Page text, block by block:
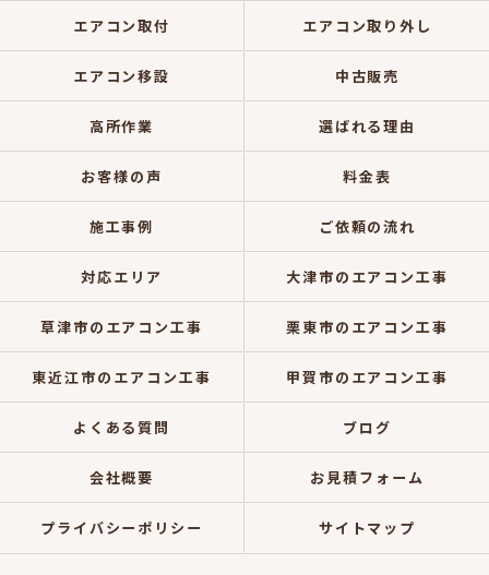
エアコン取付 エアコン取り外し
エアコン移設 中古販売
高所作業 選ばれる理由
お客様の声 料金表
施工事例 ご依頼の流れ
対応エリア 大津市のエアコン工事
草津市のエアコン工事 栗東市のエアコン工事
東近江市のエアコン工事 甲賀市のエアコン工事
よくある質問 ブログ
会社概要 お見積フォーム
プライバシーポリシー サイトマップ